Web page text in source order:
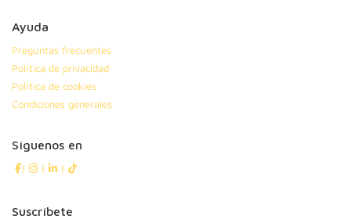
Ayuda
Preguntas frecuentes
Política de privacidad
Política de cookies
Condiciones generales
Síguenos en
| | |
Suscríbete